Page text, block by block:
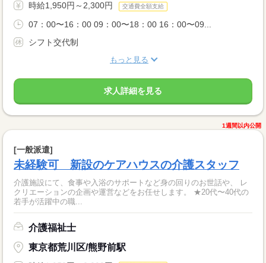
時給1,950円～2,300円 交通費全額支給
07：00〜16：00 09：00〜18：00 16：00〜09...
シフト交代制
もっと見る
求人詳細を見る
1週間以内公開
[一般派遣]
未経験可 新設のケアハウスの介護スタッフ
介護施設にて、食事や入浴のサポートなど身の回りのお世話や、 レ
クリエーションの企画や運営などをお任せします。 ★20代〜40代の
若手が活躍中の職...
介護福祉士
東京都荒川区/熊野前駅